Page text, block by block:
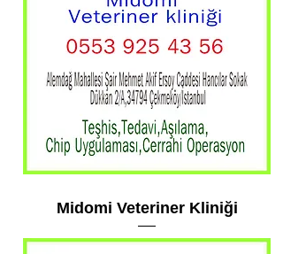
Midomi Veteriner Kliniği